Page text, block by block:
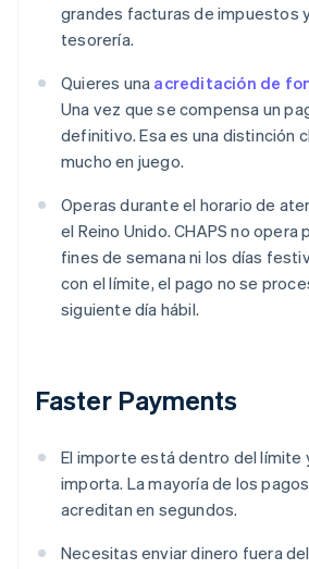
grandes facturas de impuestos
tesorería.
Quieres una acreditación de
Una vez que se compensa un
definitivo. Esa es una distinción
mucho en juego.
Operas durante el horario de
el Reino Unido. CHAPS no opera
fines de semana ni los días
con el límite, el pago no se
siguiente día hábil.
Faster Payments
El importe está dentro del límite
importa. La mayoría de los
acreditan en segundos.
Necesitas enviar dinero fuera